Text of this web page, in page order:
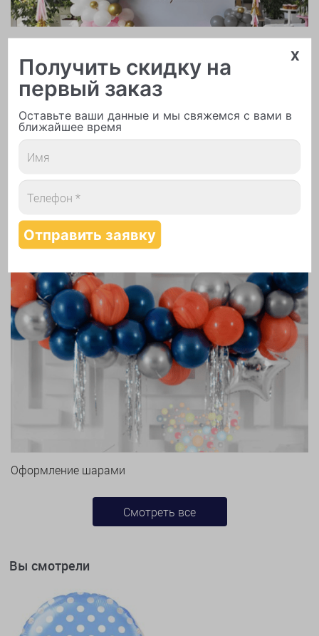
Оформление шарами
Смотреть все
Вы смотрели
x
Получить скидку на
первый заказ
Оставьте ваши данные и мы свяжемся с вами в
ближайшее время